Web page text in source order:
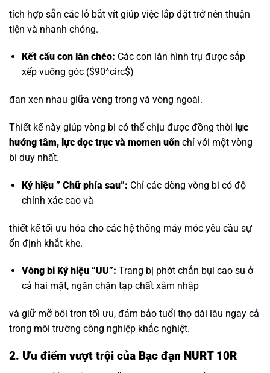
tích hợp sẵn các lỗ bắt vít giúp việc lắp đặt trở nên thuận
tiện và nhanh chóng.
Kết cấu con lăn chéo: Các con lăn hình trụ được sắp
xếp vuông góc ($90^circ$)
đan xen nhau giữa vòng trong và vòng ngoài.
Thiết kế này giúp vòng bi có thể chịu được đồng thời lực
hướng tâm, lực dọc trục và momen uốn chỉ với một vòng
bi duy nhất.
Ký hiệu ” Chữ phía sau”: Chỉ các dòng vòng bi có độ
chính xác cao và
thiết kế tối ưu hóa cho các hệ thống máy móc yêu cầu sự
ổn định khắt khe.
Vòng bi Ký hiệu “UU”: Trang bị phớt chắn bụi cao su ở
cả hai mặt, ngăn chặn tạp chất xâm nhập
và giữ mỡ bôi trơn tối ưu, đảm bảo tuổi thọ dài lâu ngay cả
trong môi trường công nghiệp khắc nghiệt.
2. Ưu điểm vượt trội của Bạc đạn NURT 10R